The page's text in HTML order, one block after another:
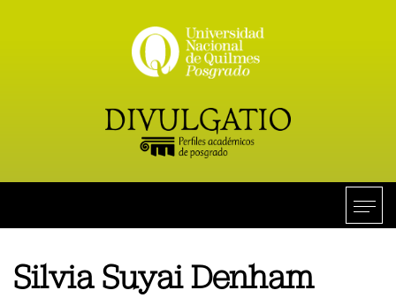
Silvia Suyai Denham